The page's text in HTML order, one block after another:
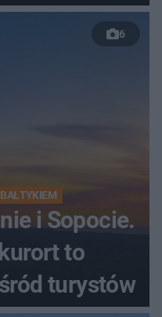
6
i Sopocie.
to
turystów